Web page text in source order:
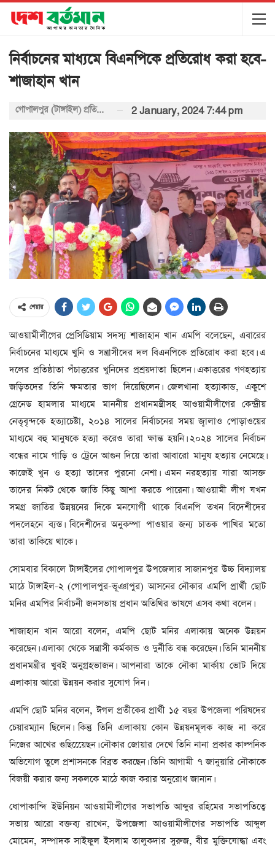
নির্বাচনের মাধ্যমে বিএনপিকে প্রতিরোধ করা হবে-
শাজাহান খান
গোপালপুর (টাঙ্গাইল) প্রতিনিধি 2 January, 2024 7:44 pm
শেয়ার
আওয়ামীলীগের প্রেসিডিয়াম সদস্য শাজাহান খান এমপি বলেছেন, এবারের
নির্বাচনের মাধ্যমে খুনি ও সন্ত্রাসীদের দল বিএনপিকে প্রতিরোধ করা হবে। এ
দলের প্রতিষ্ঠাতা পঁচাত্তরের খুনিদের প্রশ্রয়দাতা ছিলেন। একাত্তরের গণহত্যায়
জড়িতদের তিনি ক্ষমতার ভাগ দিয়েছিলেন। জেলখানা হত্যাকান্ড, একুশে
গ্রেনেড হামলার মাধ্যমে মাননীয় প্রধানমন্ত্রীসহ আওয়ামীলীগের কেন্দ্রীয়
নেতৃবৃন্দকে হত্যাচেষ্টা, ২০১৪ সালের নির্বাচনের সময় জ্বালাও পোড়াওয়ের
মাধ্যমে বহু মানুষকে হত্যা করেও তারা ক্ষান্ত হয়নি। ২০২৪ সালের নির্বাচন
বন্ধের নামে গাড়ি ও ট্রেনে আগুন দিয়ে তারা আবারো মানুষ হত্যায় নেমেছে।
কাজেই খুন ও হত্যা তাদের পুরনো নেশা। এমন নরহত্যায় যারা আসক্ত
তাদের নিকট থেকে জাতি কিছু আশা করতে পারেনা। আওয়ামী লীগ যখন
সমগ্র জাতির উন্নয়নের দিকে মনযোগী থাকে বিএনপি তখন বিদেশীদের
পদলেহনে ব্যস্ত। বিদেশীদের অনুকম্পা পাওয়ার জন্য চাতক পাখির মতো
তারা তাকিয়ে থাকে।
সোমবার বিকালে টাঙ্গাইলের গোপালপুর উপজেলার সাজানপুর উচ্চ বিদ্যালয়
মাঠে টাঙ্গাইল-২ (গোপালপুর-ভূঞাপুর) আসনের নৌকার এমপি প্রার্থী ছোট
মনির এমপির নির্বাচনী জনসভায় প্রধান অতিথির ভাষণে এসব কথা বলেন।
শাজাহান খান আরো বলেন, এমপি ছোট মনির এলাকায় অনেক উন্নয়ন
করেছেন। এলাকা থেকে সন্ত্রাসী কর্মকান্ড ও দুর্নীতি বন্ধ করেছেন। তিনি মাননীয়
প্রধানমন্ত্রীর খুবই অনুগ্রহভাজন। আপনারা তাকে নৌকা মার্কায় ভোট দিয়ে
এলাকায় আরো উন্নয়ন করার সুযোগ দিন।
এমপি ছোট মনির বলেন, ঈগল প্রতীকের প্রার্থী ১৫ বছর উপজেলা পরিষদের
চেয়ারম্যান ছিলেন। কিন্তু তিনি এলাকায় কোন উন্নয়নমূলক কাজ না করে
নিজের আখের গুছিয়েেেছন। নৌকার জোয়ার দেখে তিনি নানা প্রকার কাল্পনিক
অভিযোগ তুলে প্রশাসনকে বিব্রত করছেন। তিনি আগামী ৭ জানুয়ারি নৌকাকে
বিজয়ী করার জন্য সকলকে মাঠে কাজ করার অনুরোধ জানান।
ধোপাকান্দি ইউনিয়ন আওয়ামীলীগের সভাপতি আব্দুর রহিমের সভাপতিত্বে
সভায় আরো বক্তব্য রাখেন, উপজেলা আওয়ামীলীগের সভাপতি আব্দুল
মোমেন, সম্পাদক সাইফুল ইসলাম তালুকদার সুরুজ, বীর মুক্তিযোদ্ধা এবং